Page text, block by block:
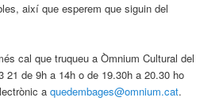
així que esperem que siguin del
cal que truqueu a Òmnium Cultural del
21 de 9h a 14h o de 19.30h a 20.30 ho
aquedembages@omnium.cat.